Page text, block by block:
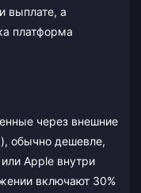
выплате, а
платформа
через внешние
обычно дешевле,
Apple внутри
включают 30%